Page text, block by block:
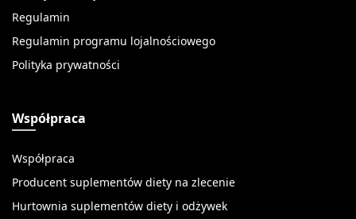
Regulamin
Regulamin programu lojalnościowego
Polityka prywatności
Współpraca
Współpraca
Producent suplementów diety na zlecenie
Hurtownia suplementów diety i odżywek